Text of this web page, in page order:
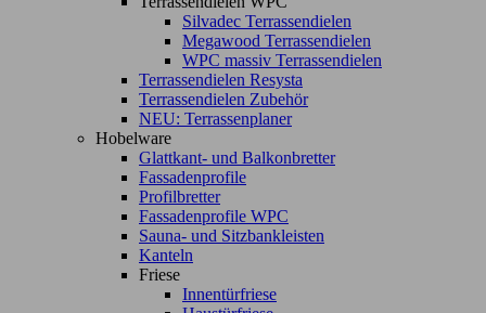
Silvadec Terrassendielen
Megawood Terrassendielen
WPC massiv Terrassendielen
Terrassendielen Resysta
Terrassendielen Zubehör
NEU: Terrassenplaner
Hobelware
Glattkant- und Balkonbretter
Fassadenprofile
Profilbretter
Fassadenprofile WPC
Sauna- und Sitzbankleisten
Kanteln
Friese
Innentürfriese